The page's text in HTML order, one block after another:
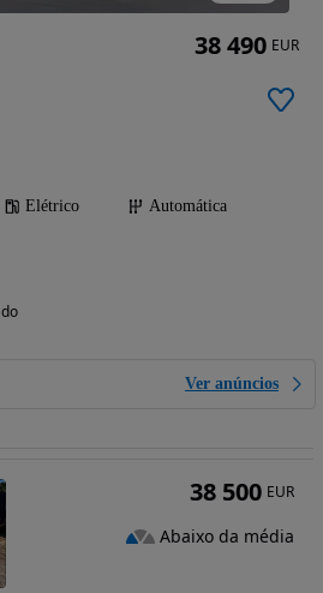
Elétrico
Automática
Ver anúncios
38 490 EUR
38 500 EUR
Abaixo da média